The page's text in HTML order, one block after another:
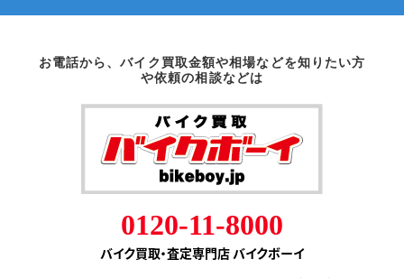
お電話から、バイク買取金額や相場などを知りたい方
や依頼の相談などは
0120-11-8000
バイク買取・査定専門店 バイクボーイ